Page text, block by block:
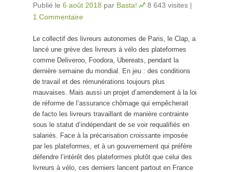
Publié le 6 août 2018 par Basta! 8 643 visites |
1 Commentaire
Le collectif des livreurs autonomes de Paris, le Clap, a
lancé une grève des livreurs à vélo des plateformes
comme Deliveroo, Foodora, Ubereats, pendant la
dernière semaine du mondial. En jeu : des conditions
de travail et des rémunérations toujours plus
mauvaises. Mais aussi un projet d’amendement à la loi
de réforme de l’assurance chômage qui empêcherait
de facto les livreurs travaillant de manière contrainte
sous le statut d’indépendant de se voir requalifiés en
salariés. Face à la précarisation croissante imposée
par les plateformes, et à un gouvernement qui préfère
défendre l’intérêt des plateformes plutôt que celui des
livreurs à vélo, ces derniers lancent partout en France